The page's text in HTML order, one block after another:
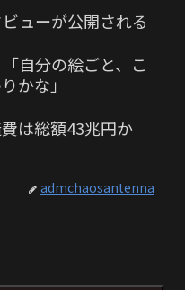
ューが公開される
自分の絵ごと、こ
かな」
費は総額43兆円か
admchaosantenna